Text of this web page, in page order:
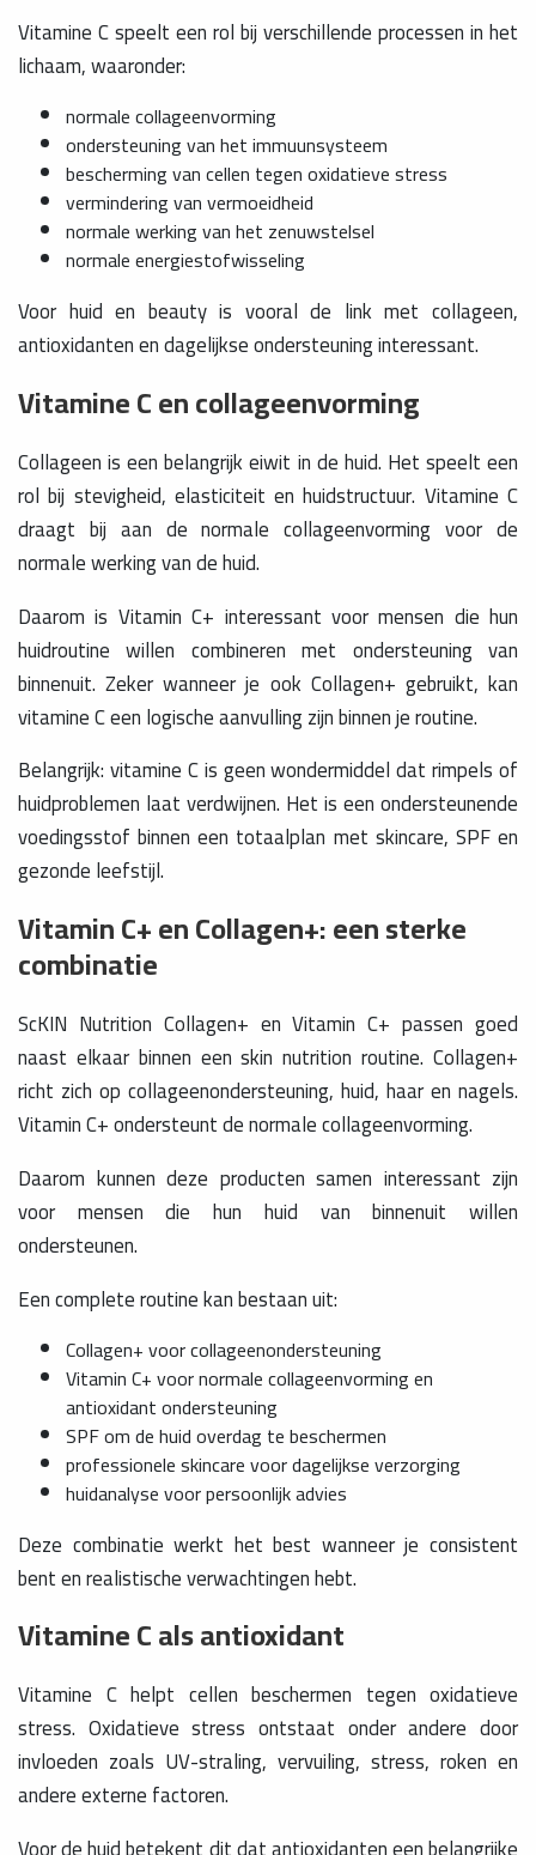
Vitamine C speelt een rol bij verschillende processen in het
lichaam, waaronder:
normale collageenvorming
ondersteuning van het immuunsysteem
bescherming van cellen tegen oxidatieve stress
vermindering van vermoeidheid
normale werking van het zenuwstelsel
normale energiestofwisseling
Voor huid en beauty is vooral de link met collageen,
antioxidanten en dagelijkse ondersteuning interessant.
Vitamine C en collageenvorming
Collageen is een belangrijk eiwit in de huid. Het speelt een
rol bij stevigheid, elasticiteit en huidstructuur. Vitamine C
draagt bij aan de normale collageenvorming voor de
normale werking van de huid.
Daarom is Vitamin C+ interessant voor mensen die hun
huidroutine willen combineren met ondersteuning van
binnenuit. Zeker wanneer je ook Collagen+ gebruikt, kan
vitamine C een logische aanvulling zijn binnen je routine.
Belangrijk: vitamine C is geen wondermiddel dat rimpels of
huidproblemen laat verdwijnen. Het is een ondersteunende
voedingsstof binnen een totaalplan met skincare, SPF en
gezonde leefstijl.
Vitamin C+ en Collagen+: een sterke
combinatie
ScKIN Nutrition Collagen+ en Vitamin C+ passen goed
naast elkaar binnen een skin nutrition routine. Collagen+
richt zich op collageenondersteuning, huid, haar en nagels.
Vitamin C+ ondersteunt de normale collageenvorming.
Daarom kunnen deze producten samen interessant zijn
voor mensen die hun huid van binnenuit willen
ondersteunen.
Een complete routine kan bestaan uit:
Collagen+ voor collageenondersteuning
Vitamin C+ voor normale collageenvorming en
antioxidant ondersteuning
SPF om de huid overdag te beschermen
professionele skincare voor dagelijkse verzorging
huidanalyse voor persoonlijk advies
Deze combinatie werkt het best wanneer je consistent
bent en realistische verwachtingen hebt.
Vitamine C als antioxidant
Vitamine C helpt cellen beschermen tegen oxidatieve
stress. Oxidatieve stress ontstaat onder andere door
invloeden zoals UV-straling, vervuiling, stress, roken en
andere externe factoren.